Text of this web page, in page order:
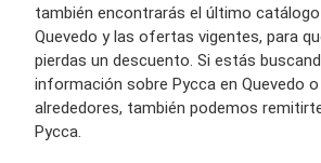
también encontrarás el último catálogo
Quevedo y las ofertas vigentes, para
pierdas un descuento. Si estás
información sobre Pycca en Quevedo
alrededores, también podemos
Pycca.